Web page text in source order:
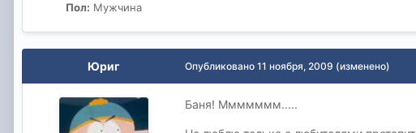
Пол: Мужчина
Юриг Опубликовано 11 ноября, 2009 (изменено)
Баня! Ммммммм.....